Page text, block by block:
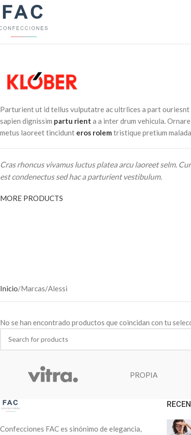
Parturient ut id tellus vulputatre ac ultrlices a part ouriesnt
sapien dignissim partu rient a a inter drum vehicula. Ornare
metus laoreet tincidunt eros rolem tristique pretium
Cras rhoncus vivamus luctus platea arcu laoreet selm.
est condenectus sed hac a parturient vestibulum.
MORE PRODUCTS
Inicio Marcas Alessi
No se han encontrado productos que coincidan con tu
PROPIA
Confecciones FAC es sinónimo de elegancia,